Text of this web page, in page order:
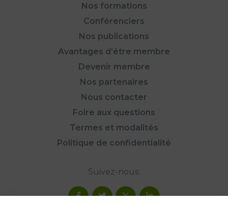
Nos formations
Conférenciers
Nos publications
Avantages d’être membre
Devenir membre
Nos partenaires
Nous contacter
Foire aux questions
Termes et modalités
Politique de confidentialité
Suivez-nous: